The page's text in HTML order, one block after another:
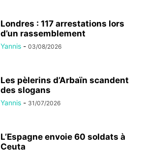
Londres : 117 arrestations lors
d’un rassemblement
Yannis - 03/08/2026
Les pèlerins d’Arbaïn scandent
des slogans
Yannis - 31/07/2026
L’Espagne envoie 60 soldats à
Ceuta